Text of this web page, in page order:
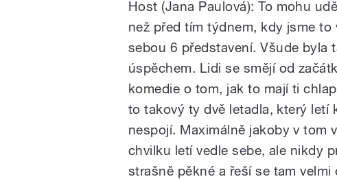
Host (Jana Paulová): To mohu
než před tím týdnem, kdy jsme
sebou 6 představení. Všude byla
úspěchem. Lidi se smějí od
komedie o tom, jak to mají ti
to takový ty dvě letadla, který letí
nespojí. Maximálně jakoby v tom
chvilku letí vedle sebe, ale nikdy
strašně pěkné a řeší se tam